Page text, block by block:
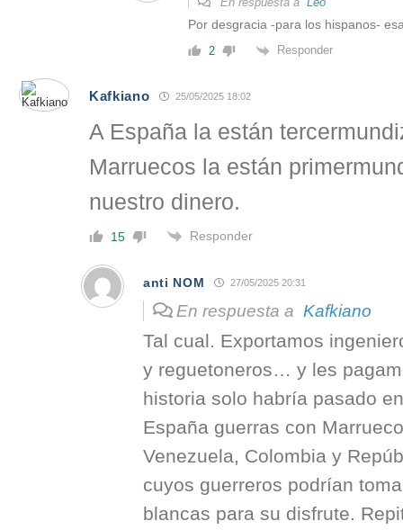
Por desgracia -para los hispanos-
2 Responder
Kafkiano 25/05/2025 18:02
A España la están
Marruecos la están
nuestro dinero.
15 Responder
anti NOM 27/05/2025 20:31
En respuesta a Kafkiano
Tal cual. Exportamos
y reguetoneros… y les
historia solo habría pasado
España guerras con
Venezuela, Colombia y
cuyos guerreros podrían
blancas para su disfrute.